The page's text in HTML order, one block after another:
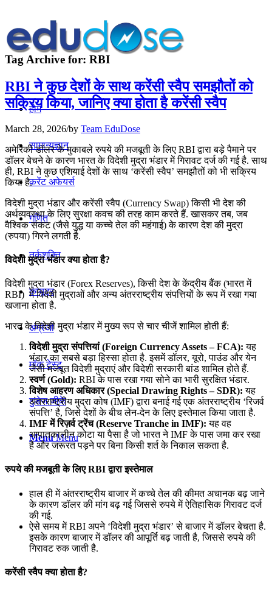
होम
सामान्यज्ञान
करेंट अफेयर्स
गणित
तर्कशक्ति
कंप्यूटर
अंग्रेजी
मॉक टेस्ट
टुडेज जीके
Menu Menu
Tag Archive for: RBI
RBI ने कुछ देशों के साथ करेंसी स्वैप समझौतों को
सक्रिय किया, जानिए क्या होता है करेंसी स्वैप
March 28, 2026/by Team EduDose
अमेरिकी डॉलर के मुकाबले रुपये की मजबूती के लिए RBI द्वारा बड़े पैमाने पर
डॉलर बेचने के कारण भारत के विदेशी मुद्रा भंडार में गिरावट दर्ज की गई है. साथ
ही, RBI ने कुछ एशियाई देशों के साथ ‘करेंसी स्वैप’ समझौतों को भी सक्रिय
किया है.
विदेशी मुद्रा भंडार और करेंसी स्वैप (Currency Swap) किसी भी देश की
अर्थव्यवस्था के लिए सुरक्षा कवच की तरह काम करते हैं. खासकर तब, जब
वैश्विक संकट (जैसे युद्ध या कच्चे तेल की महंगाई) के कारण देश की मुद्रा
(रुपया) गिरने लगती है.
विदेशी मुद्रा भंडार क्या होता है?
विदेशी मुद्रा भंडार (Forex Reserves), किसी देश के केंद्रीय बैंक (भारत में
RBI) में विदेशी मुद्राओं और अन्य अंतरराष्ट्रीय संपत्तियों के रूप में रखा गया
खजाना होता है.
भारत के विदेशी मुद्रा भंडार में मुख्य रूप से चार चीजें शामिल होती हैं:
विदेशी मुद्रा संपत्तियां (Foreign Currency Assets – FCA): यह
भंडार का सबसे बड़ा हिस्सा होता है. इसमें डॉलर, यूरो, पाउंड और येन
जैसी मजबूत विदेशी मुद्राएं और विदेशी सरकारी बांड शामिल होते हैं.
स्वर्ण (Gold): RBI के पास रखा गया सोने का भारी सुरक्षित भंडार.
विशेष आहरण अधिकार (Special Drawing Rights – SDR): यह
अंतरराष्ट्रीय मुद्रा कोष (IMF) द्वारा बनाई गई एक अंतरराष्ट्रीय ‘रिजर्व
संपत्ति’ है, जिसे देशों के बीच लेन-देन के लिए इस्तेमाल किया जाता है.
IMF में रिज़र्व ट्रेंच (Reserve Tranche in IMF): यह वह
आपातकालीन कोटा या पैसा है जो भारत ने IMF के पास जमा कर रखा
है और जरूरत पड़ने पर बिना किसी शर्त के निकाल सकता है.
रुपये की मजबूती के लिए RBI द्वारा इस्तेमाल
हाल ही में अंतरराष्ट्रीय बाजार में कच्चे तेल की कीमत अचानक बढ़ जाने
के कारण डॉलर की मांग बढ़ गई जिससे रुपये में ऐतिहासिक गिरावट दर्ज
की गई.
ऐसे समय में RBI अपने ‘विदेशी मुद्रा भंडार’ से बाजार में डॉलर बेचता है.
इसके कारण बाजार में डॉलर की आपूर्ति बढ़ जाती है, जिससे रुपये की
गिरावट रुक जाती है.
करेंसी स्वैप क्या होता है?